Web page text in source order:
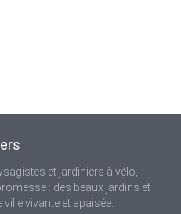
et jardiniers à vélo,
: des beaux jardins et
vivante et apaisée.